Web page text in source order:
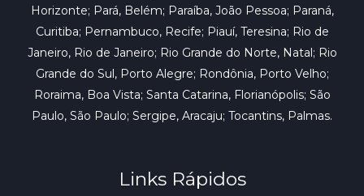
Horizonte; Pará, Belém; Paraíba, João Pessoa; Paraná,
Curitiba; Pernambuco, Recife; Piauí, Teresina; Rio de
Janeiro, Rio de Janeiro; Rio Grande do Norte, Natal; Rio
Grande do Sul, Porto Alegre; Rondônia, Porto Velho;
Roraima, Boa Vista; Santa Catarina, Florianópolis; São
Paulo, São Paulo; Sergipe, Aracaju; Tocantins, Palmas.
Links Rápidos